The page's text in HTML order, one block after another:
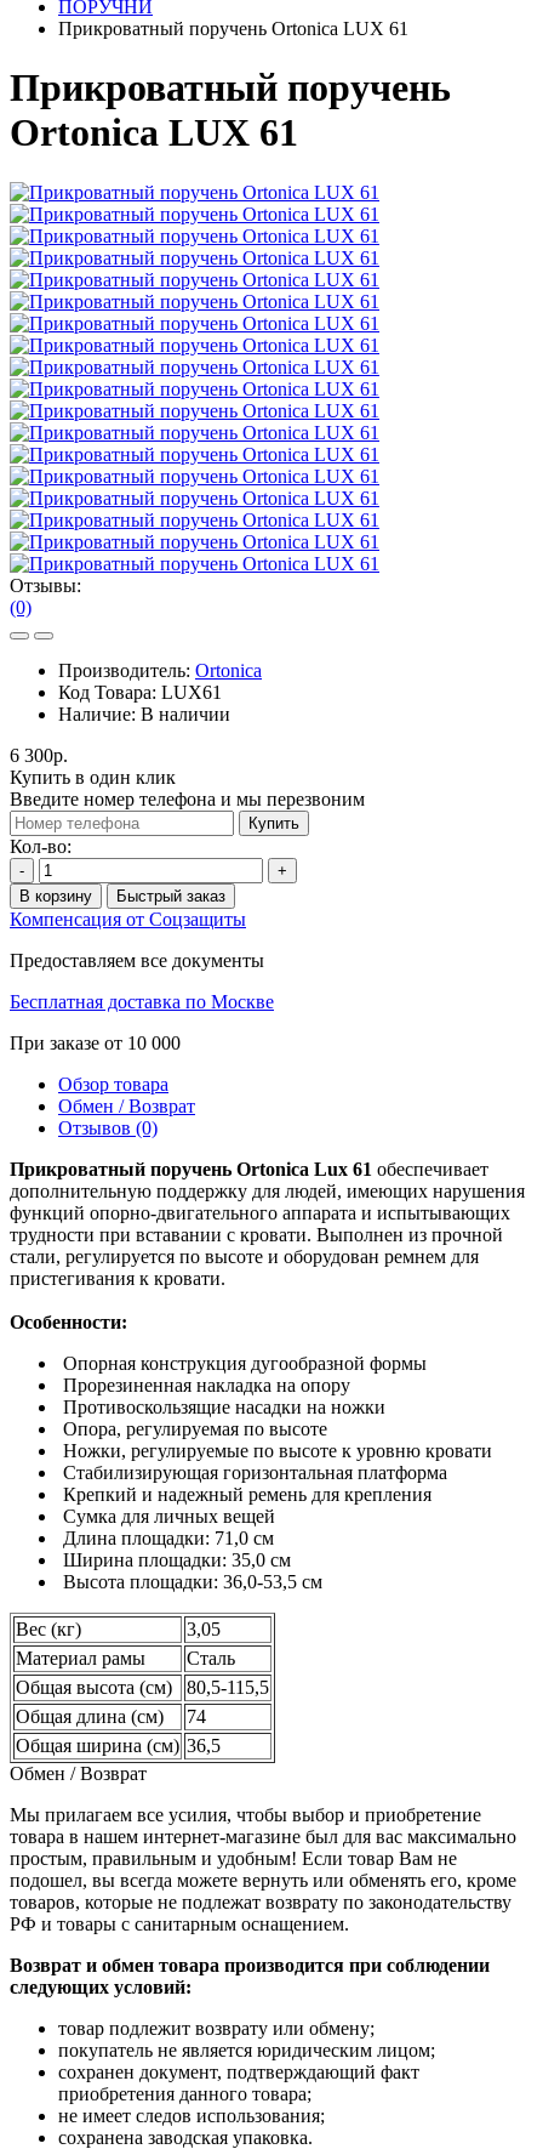
ПОРУЧНИ
Прикроватный поручень Ortonica LUX 61
Прикроватный поручень
Ortonica LUX 61
Отзывы:
(0)
Производитель: Ortonica
Код Товара: LUX61
Наличие: В наличии
6 300р.
Купить в один клик
Введите номер телефона и мы перезвоним
Купить
Кол-во:
-
+
В корзину
Быстрый заказ
Компенсация от Соцзащиты
Предоставляем все документы
Бесплатная доставка по Москве
При заказе от 10 000
Обзор товара
Обмен / Возврат
Отзывов (0)
Прикроватный поручень Ortonica Lux 61 обеспечивает
дополнительную поддержку для людей, имеющих нарушения
функций опорно-двигательного аппарата и испытывающих
трудности при вставании с кровати. Выполнен из прочной
стали, регулируется по высоте и оборудован ремнем для
пристегивания к кровати.
Особенности:
Опорная конструкция дугообразной формы
Прорезиненная накладка на опору
Противоскользящие насадки на ножки
Опора, регулируемая по высоте
Ножки, регулируемые по высоте к уровню кровати
Стабилизирующая горизонтальная платформа
Крепкий и надежный ремень для крепления
Сумка для личных вещей
Длина площадки: 71,0 см
Ширина площадки: 35,0 см
Высота площадки: 36,0-53,5 см
Вес (кг)
3,05
Материал рамы
Сталь
Общая высота (см)
80,5-115,5
Общая длина (см)
74
Общая ширина (см) 36,5
Обмен / Возврат
Мы прилагаем все усилия, чтобы выбор и приобретение
товара в нашем интернет-магазине был для вас максимально
простым, правильным и удобным! Если товар Вам не
подошел, вы всегда можете вернуть или обменять его, кроме
товаров, которые не подлежат возврату по законодательству
РФ и товары с санитарным оснащением.
Возврат и обмен товара производится при соблюдении
следующих условий:
товар подлежит возврату или обмену;
покупатель не является юридическим лицом;
сохранен документ, подтверждающий факт
приобретения данного товара;
не имеет следов использования;
сохранена заводская упаковка.